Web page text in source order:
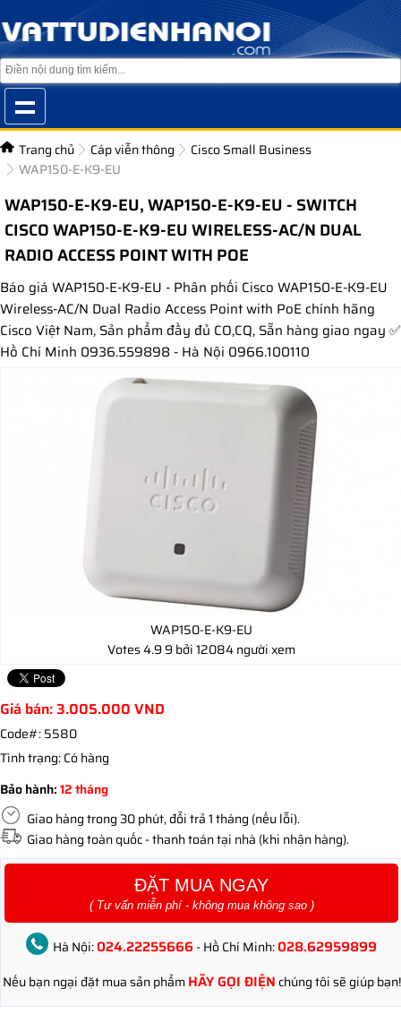
Trang chủ Cáp viễn thông
Cisco Small Business
WAP150-E-K9-EU
WAP150-E-K9-EU, WAP150-E-K9-EU - SWITCH
CISCO WAP150-E-K9-EU WIRELESS-AC/N DUAL
RADIO ACCESS POINT WITH POE
Báo giá WAP150-E-K9-EU - Phân phối Cisco WAP150-E-K9-EU
Wireless-AC/N Dual Radio Access Point with PoE chính hãng
Cisco Việt Nam, Sản phẩm đầy đủ CO,CQ, Sẵn hàng giao ngay ✅
Hồ Chí Minh 0936.559898 - Hà Nội 0966.100110
WAP150-E-K9-EU
Votes4.99bởi 12084 người xem
Giá bán:3.005.000 VND
Code#:5580
Tình trạng:Có hàng
Bảo hành:12 tháng
Giao hàng trong 30 phút, đổi trả 1 tháng (nếu lỗi).
Giao hàng toàn quốc - thanh toán tại nhà (khi nhận hàng).
ĐẶT MUA NGAY
( Tư vấn miễn phí - không mua không sao )
Hà Nội:024.22255666 - Hồ Chí Minh:028.62959899
Nếu bạn ngại đặt mua sản phẩmHÃY GỌI ĐIỆN chúng tôi sẽ giúp bạn!